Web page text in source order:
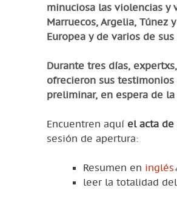
minuciosa las violencias y
Marruecos, Argelia, Túnez
Europea y de varios de
Durante tres días,
ofrecieron sus testimonios
preliminar, en espera de
Encuentren aquí el acta de
sesión de apertura:
Resumen en inglés
leer la totalidad